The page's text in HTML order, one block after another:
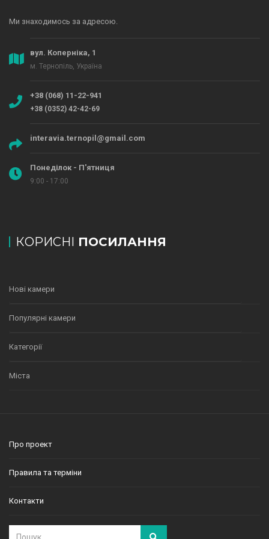
Ми знаходимось за адресою.
вул. Коперніка, 1
м. Тернопіль, Україна
+38 (068) 11-22-941
+38 (0352) 42-42-69
interavia.ternopil@gmail.com
Понеділок - П'ятниця
9:00 - 17:00
КОРИСНІ ПОСИЛАННЯ
Нові камери
Популярні камери
Категорії
Міста
Про проект
Правила та терміни
Контакти